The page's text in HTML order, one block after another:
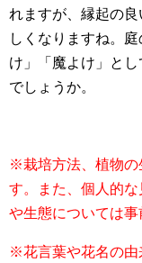
れますが、縁起の
しくなりますね。
け」「魔よけ」と
でしょうか。
※栽培方法、植物の
す。また、個人的
や生態については事
※花言葉や花名の由